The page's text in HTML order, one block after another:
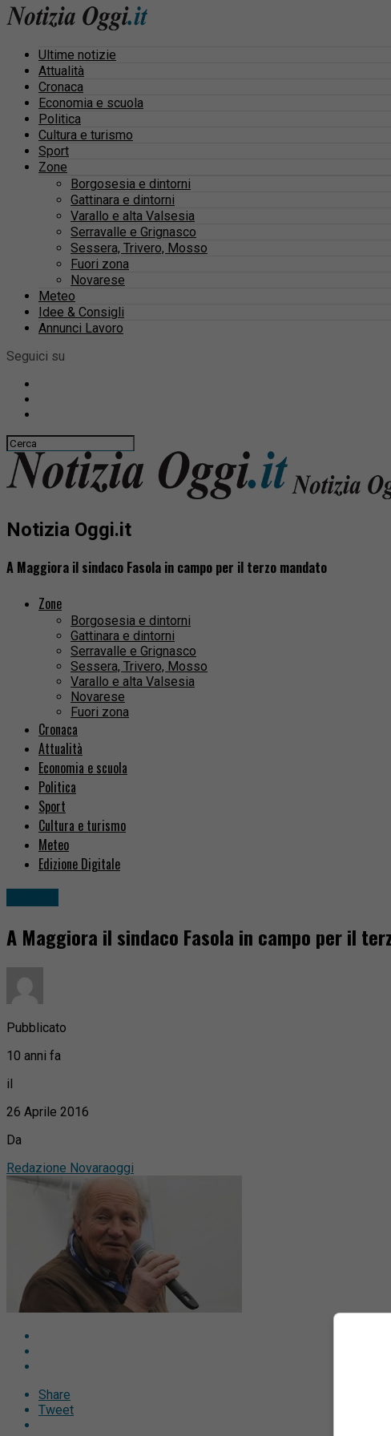
Ultime notizie
Attualità
Cronaca
Economia e scuola
Politica
Cultura e turismo
Sport
Zone
Borgosesia e dintorni
Gattinara e dintorni
Varallo e alta Valsesia
Serravalle e Grignasco
Sessera, Trivero, Mosso
Fuori zona
Novarese
Meteo
Idee & Consigli
Annunci Lavoro
Seguici su
Notizia Oggi.it
A Maggiora il sindaco Fasola in campo per il terzo mandato
Zone
Borgosesia e dintorni
Gattinara e dintorni
Serravalle e Grignasco
Sessera, Trivero, Mosso
Varallo e alta Valsesia
Novarese
Fuori zona
Cronaca
Attualità
Economia e scuola
Politica
Sport
Cultura e turismo
Meteo
Edizione Digitale
A Maggiora il sindaco Fasola in campo per il
Pubblicato
10 anni fa
il
26 Aprile 2016
Da
Redazione Novaraoggi
Share
Tweet